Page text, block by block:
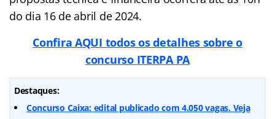
do dia 16 de abril de 2024.
Confira AQUI todos os detalhes sobre o
concurso ITERPA PA
Destaques:
Concurso Caixa: edital publicado com 4.050 vagas. Veja